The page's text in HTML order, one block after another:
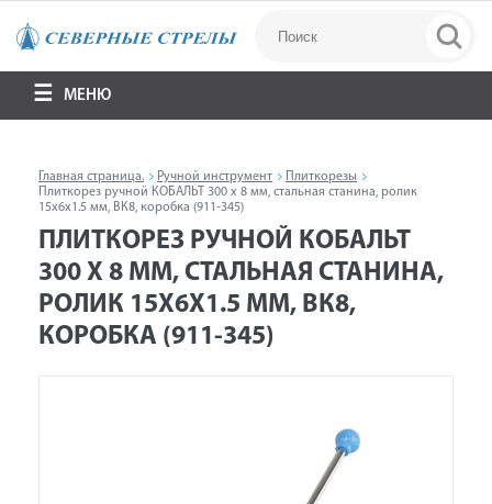
МЕНЮ
Главная страница. Ручной инструмент
Плиткорезы
Плиткорез ручной КОБАЛЬТ 300 х 8 мм, стальная станина, ролик
15х6х1.5 мм, ВК8, коробка (911-345)
ПЛИТКОРЕЗ РУЧНОЙ КОБАЛЬТ
300 Х 8 ММ, СТАЛЬНАЯ СТАНИНА,
РОЛИК 15Х6Х1.5 ММ, ВК8,
КОРОБКА (911-345)